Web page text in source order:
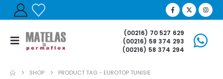
(00216) 70 527 629
(00216) 58 374 293
(00216) 58 374 294
SHOP PRODUCT TAG - EUROTOP TUNISIE